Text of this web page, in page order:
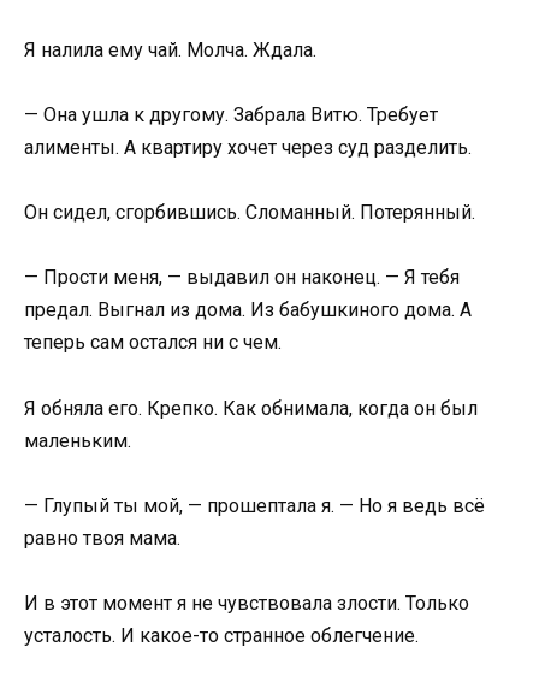
Я налила ему чай. Молча. Ждала.
— Она ушла к другому. Забрала Витю. Требует
алименты. А квартиру хочет через суд разделить.
Он сидел, сгорбившись. Сломанный. Потерянный.
— Прости меня, — выдавил он наконец. — Я тебя
предал. Выгнал из дома. Из бабушкиного дома. А
теперь сам остался ни с чем.
Я обняла его. Крепко. Как обнимала, когда он был
маленьким.
— Глупый ты мой, — прошептала я. — Но я ведь всё
равно твоя мама.
И в этот момент я не чувствовала злости. Только
усталость. И какое-то странное облегчение.